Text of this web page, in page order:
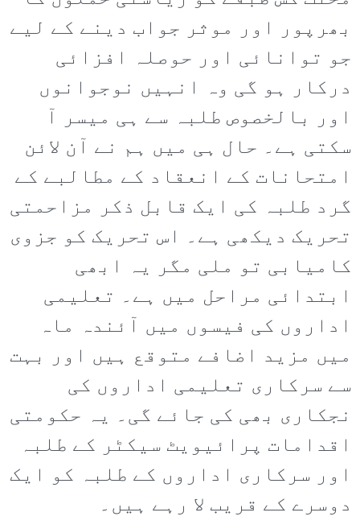
بھرپور اور موثر جواب دینے کے لیے
جو توانائی اور حوصلہ افزائی
درکار ہو گی وہ انہیں نوجوانوں
اور بالخصوص طلبہ سے ہی میسر آ
سکتی ہے۔ حال ہی میں ہم نے آن لائن
امتحانات کے انعقاد کے مطالبے کے
گرد طلبہ کی ایک قابل ذکر مزاحمتی
تحریک دیکھی ہے۔ اس تحریک کو جزوی
کامیابی تو ملی مگر یہ ابھی
ابتدائی مراحل میں ہے۔ تعلیمی
اداروں کی فیسوں میں آئندہ ماہ
میں مزید اضافے متوقع ہیں اور بہت
سے سرکاری تعلیمی اداروں کی
نجکاری بھی کی جائے گی۔ یہ حکومتی
اقدامات پرائیویٹ سیکٹر کے طلبہ
اور سرکاری اداروں کے طلبہ کو ایک
دوسرے کے قریب لا رہے ہیں۔